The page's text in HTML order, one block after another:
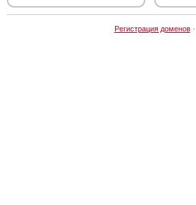
Регистрация доменов·